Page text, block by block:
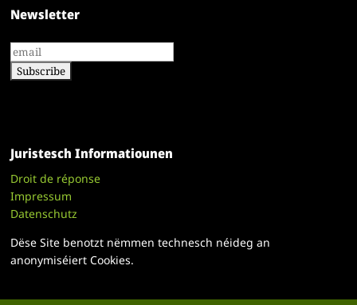
Newsletter
Juristesch Informatiounen
Droit de réponse
Impressum
Datenschutz
Dëse Site benotzt nëmmen technesch néideg an
anonymiséiert Cookies.